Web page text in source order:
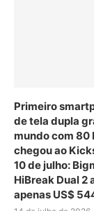
Primeiro
de tela dupla
mundo com 80
chegou ao
10 de julho:
HiBreak Dual 2
apenas US$